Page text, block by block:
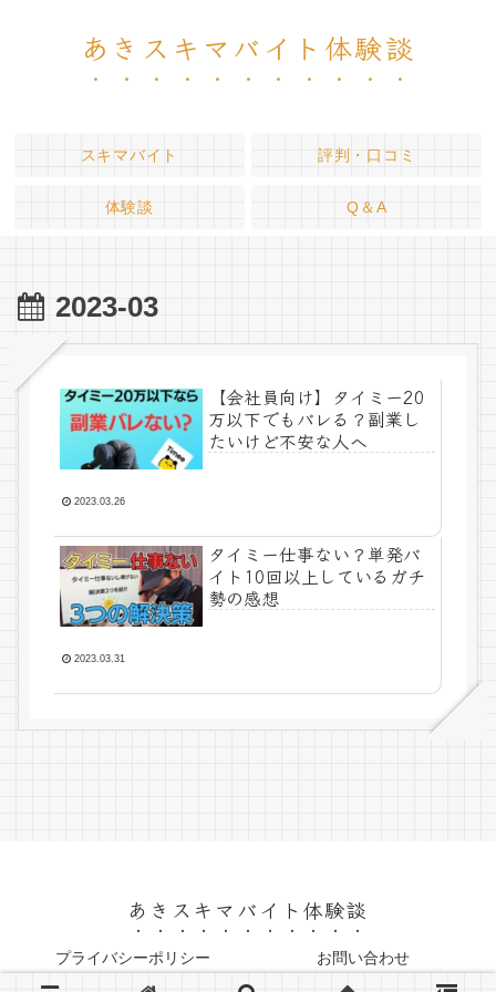
あきスキマバイト体験談
スキマバイト 評判・口コミ
体験談 Q＆A
2023-03
【会社員向け】タイミー20
万以下でもバレる？副業し
たいけど不安な人へ
2023.03.26
タイミー仕事ない？単発バ
イト10回以上しているガチ
勢の感想
2023.03.31
あきスキマバイト体験談
プライバシーポリシー お問い合わせ